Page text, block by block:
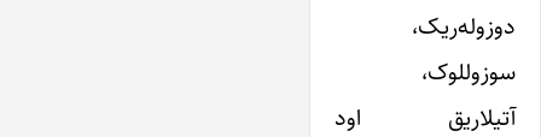
دوزوله‌ریک،
سوزوللوک،
آتیلاریق اود